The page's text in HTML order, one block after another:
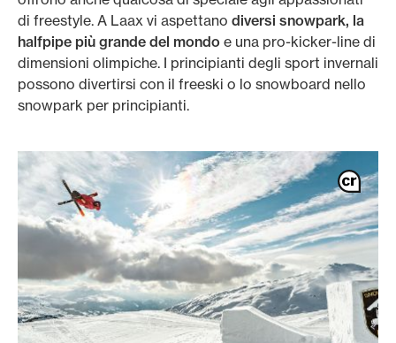
di freestyle. A Laax vi aspettano diversi snowpark, la
halfpipe più grande del mondo e una pro-kicker-line di
dimensioni olimpiche. I principianti degli sport invernali
possono divertirsi con il freeski o lo snowboard nello
snowpark per principianti.